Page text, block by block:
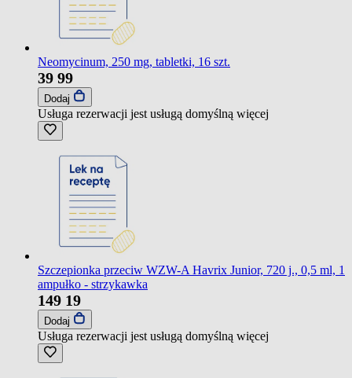
Neomycinum, 250 mg, tabletki, 16 szt.
39 99
Dodaj
Usługa rezerwacji jest usługą domyślną więcej
Szczepionka przeciw WZW-A Havrix Junior, 720 j., 0,5 ml, 1
ampułko - strzykawka
149 19
Dodaj
Usługa rezerwacji jest usługą domyślną więcej